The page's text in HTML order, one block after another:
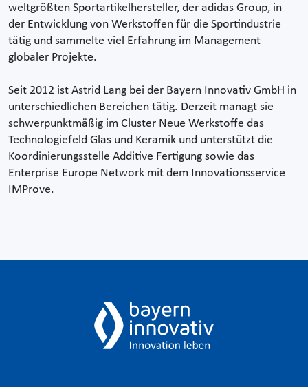
weltgrößten Sportartikelhersteller, der adidas Group, in
der Entwicklung von Werkstoffen für die Sportindustrie
tätig und sammelte viel Erfahrung im Management
globaler Projekte.
Seit 2012 ist Astrid Lang bei der Bayern Innovativ GmbH in
unterschiedlichen Bereichen tätig. Derzeit managt sie
schwerpunktmäßig im Cluster Neue Werkstoffe das
Technologiefeld Glas und Keramik und unterstützt die
Koordinierungsstelle Additive Fertigung sowie das
Enterprise Europe Network mit dem Innovationsservice
IMProve.